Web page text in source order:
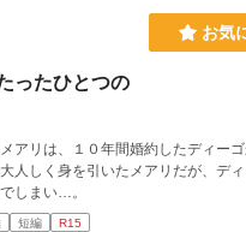
お気
ったひとつの
メアリは、１０年間婚約したディー
大人しく身を引いたメアリだが、デ
でしまい…。
短編 R15